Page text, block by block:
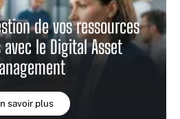
de vos ressources
le Digital Asset
savoir plus